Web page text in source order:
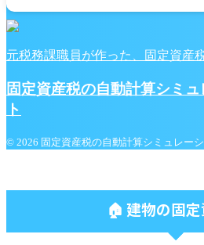
元税務課職員が作った、固定資産
固定資産税の自動計算シミ
ト
© 2026 固定資産税の自動計算シミュレー
🏠 建物の固